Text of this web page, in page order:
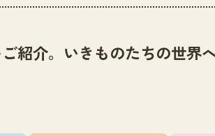
紹介。いきものたちの世界